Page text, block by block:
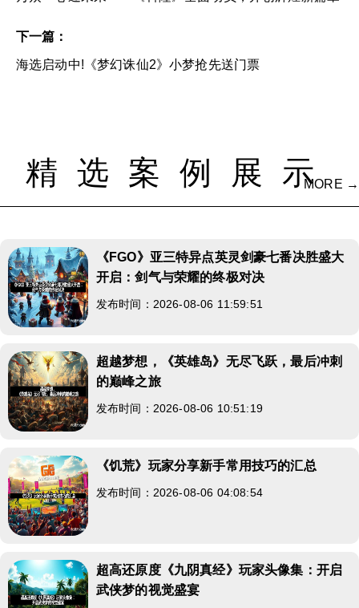
下一篇：
海选启动中!《梦幻诛仙2》小梦抢先送门票
精选案例展示MORE →
《FGO》亚三特异点英灵剑豪七番决胜盛大
开启：剑气与荣耀的终极对决
发布时间：2026-08-06 11:59:51
超越梦想，《英雄岛》无尽飞跃，最后冲刺
的巅峰之旅
发布时间：2026-08-06 10:51:19
《饥荒》玩家分享新手常用技巧的汇总
发布时间：2026-08-06 04:08:54
超高还原度《九阴真经》玩家头像集：开启
武侠梦的视觉盛宴